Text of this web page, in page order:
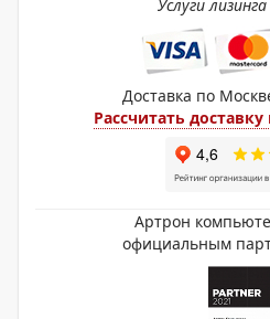
Услуги
Доставка по
Рассчитать
Артрон
официальным